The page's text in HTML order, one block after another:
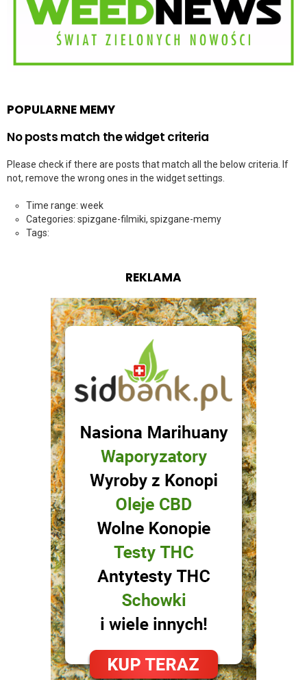
POPULARNE MEMY
No posts match the widget criteria
Please check if there are posts that match all the below criteria. If
not, remove the wrong ones in the widget settings.
Time range: week
Categories: spizgane-filmiki, spizgane-memy
Tags:
REKLAMA